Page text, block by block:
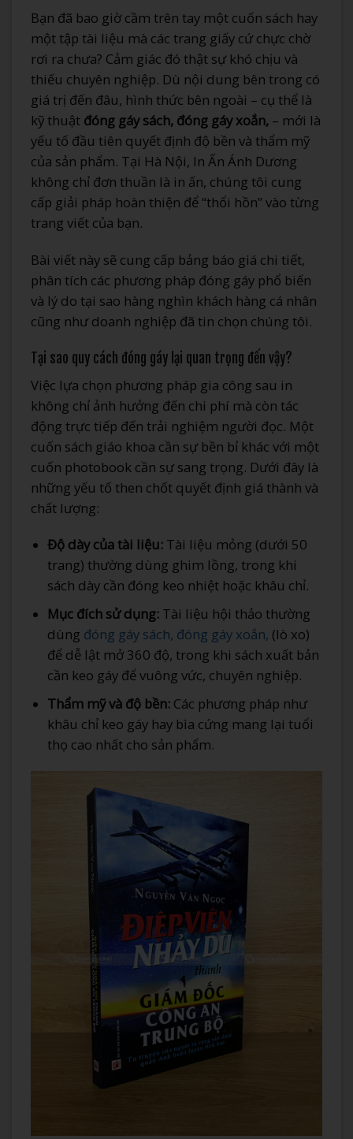
Bạn đã bao giờ cầm trên tay một cuốn sách hay
một tập tài liệu mà các trang giấy cứ chực chờ
rơi ra chưa? Cảm giác đó thật sự khó chịu và
thiếu chuyên nghiệp. Dù nội dung bên trong có
giá trị đến đâu, hình thức bên ngoài – cụ thể là
kỹ thuật đóng gáy sách, đóng gáy xoắn, – mới là
yếu tố đầu tiên quyết định độ bền và thẩm mỹ
của sản phẩm. Tại Hà Nội, In Ấn Ánh Dương
không chỉ đơn thuần là in ấn, chúng tôi cung
cấp giải pháp hoàn thiện để “thổi hồn” vào từng
trang viết của bạn.
Bài viết này sẽ cung cấp bảng báo giá chi tiết,
phân tích các phương pháp đóng gáy phổ biến
và lý do tại sao hàng nghìn khách hàng cá nhân
cũng như doanh nghiệp đã tin chọn chúng tôi.
Tại sao quy cách đóng gáy lại quan trọng đến vậy?
Việc lựa chọn phương pháp gia công sau in
không chỉ ảnh hưởng đến chi phí mà còn tác
động trực tiếp đến trải nghiệm người đọc. Một
cuốn sách giáo khoa cần sự bền bỉ khác với một
cuốn photobook cần sự sang trọng. Dưới đây là
những yếu tố then chốt quyết định giá thành và
chất lượng:
Độ dày của tài liệu:Tài liệu mỏng (dưới 50
trang) thường dùng ghim lồng, trong khi
sách dày cần đóng keo nhiệt hoặc khâu chỉ.
Mục đích sử dụng:Tài liệu hội thảo thường
dùng đóng gáy sách, đóng gáy xoắn, (lò xo)
để dễ lật mở 360 độ, trong khi sách xuất bản
cần keo gáy để vuông vức, chuyên nghiệp.
Thẩm mỹ và độ bền:Các phương pháp như
khâu chỉ keo gáy hay bìa cứng mang lại tuổi
thọ cao nhất cho sản phẩm.